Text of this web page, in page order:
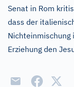
Senat in Rom
dass der
Nichteinmischung
Erziehung den